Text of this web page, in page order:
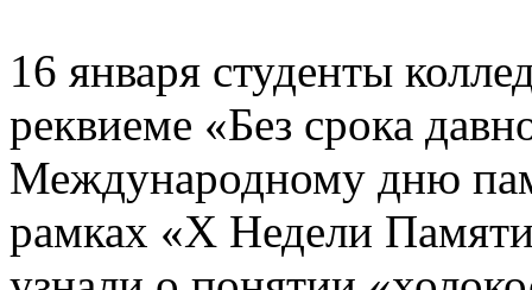
16 января студенты
реквиеме «Без срока
Международному дню
рамках «Х Недели